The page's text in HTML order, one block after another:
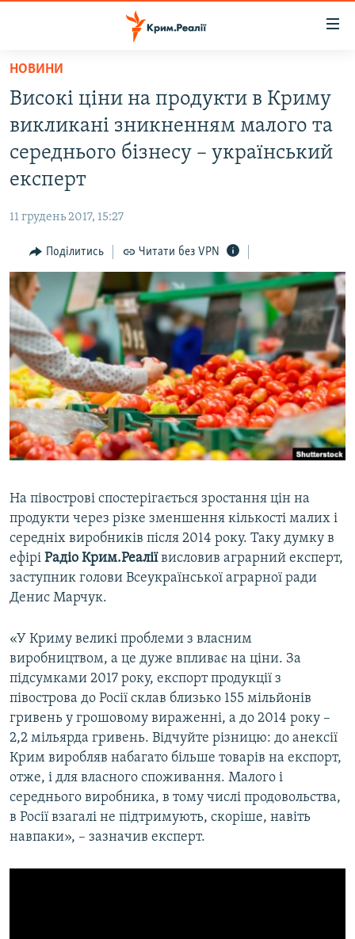
Перейти
основного
матеріалу
до
основної
Перейти
пошуку
ВОДА.КРИМ
ПОГЛЯД
ІНТЕРВ'Ю
ВСЕ ЗА ДЕНЬ
СПЕЦПРОЕКТИ
ДЕПОРТАЦІЯ
ВІДЕОУРОКИ «ELIFBE»
СВІДЧЕННЯ ОКУПАЦІЇ
УКРАЇНСЬКА ПРОБЛЕМА КРИМУ
ІНФОГРАФІКА
ЯК ОБІЙТИ БЛОКУВАННЯ
Русский
Qırımtatar
ДОЛУЧАЙСЯ!
Усі сайти RFE/RL
НОВИНИ
Високі ціни на продукти в Криму
викликані зникненням малого та
середнього бізнесу – український
експерт
11 грудень 2017, 15:27
Поділитись Читати без VPN
На півострові спостерігається зростання цін на
продукти через різке зменшення кількості малих і
середніх виробників після 2014 року. Таку думку в
ефірі Радіо Крим.Реаліївисловив аграрний експерт,
заступник голови Всеукраїнської аграрної ради
Денис Марчук.
«У Криму великі проблеми з власним
виробництвом, а це дуже впливає на ціни. За
підсумками 2017 року, експорт продукції з
півострова до Росії склав близько 155 мільйонів
гривень у грошовому вираженні, а до 2014 року –
2,2 мільярда гривень. Відчуйте різницю: до анексії
Крим виробляв набагато більше товарів на експорт,
отже, і для власного споживання. Малого і
середнього виробника, в тому числі продовольства,
в Росії взагалі не підтримують, скоріше, навіть
навпаки», – зазначив експерт.